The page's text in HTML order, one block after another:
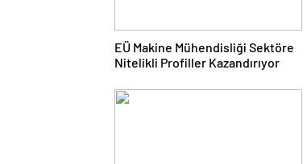
EÜ Makine Mühendisliği Sektöre
Nitelikli Profiller Kazandırıyor